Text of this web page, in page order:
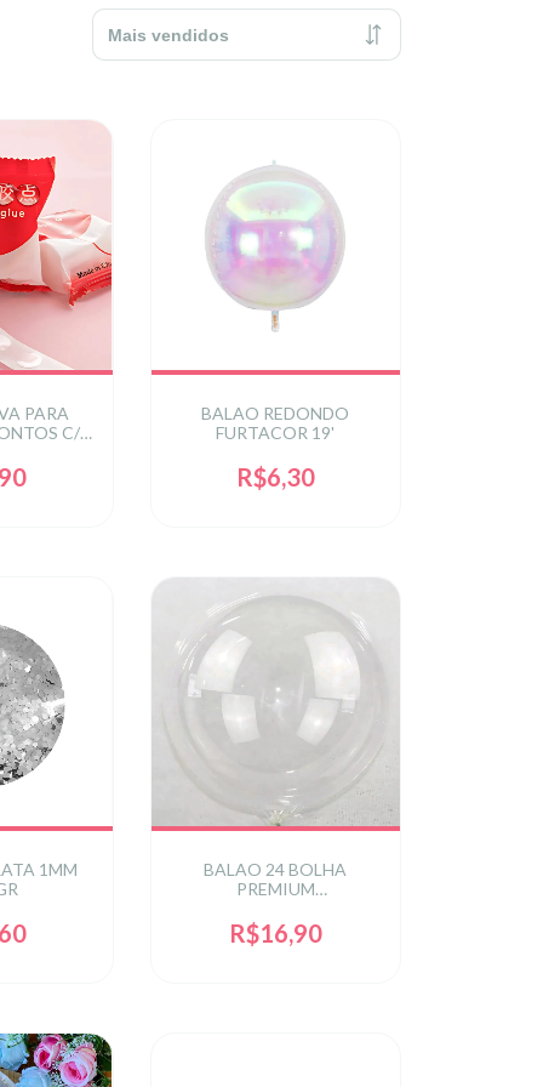
PARA
C/1
BALAO REDONDO
FURTACOR 19'
R$6,30
1MM
BALAO 24 BOLHA
PREMIUM
R$16,90